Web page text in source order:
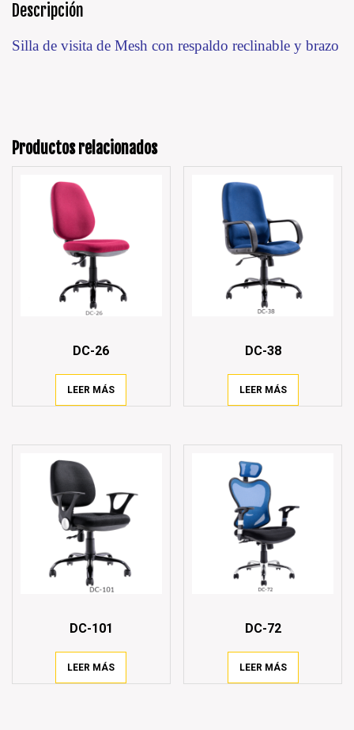
Descripción
Silla de visita de Mesh con respaldo reclinable y brazo
Productos relacionados
DC-26
LEER MÁS
DC-38
LEER MÁS
DC-101
LEER MÁS
DC-72
LEER MÁS